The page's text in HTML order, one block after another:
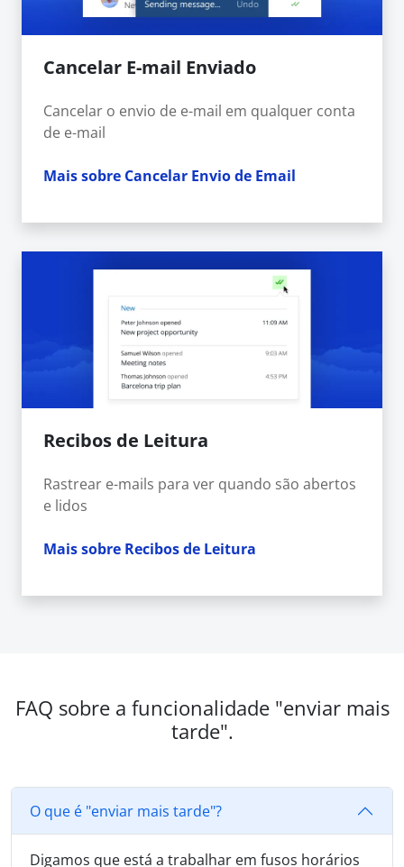
Cancelar E-mail Enviado
Cancelar o envio de e-mail em qualquer conta
de e-mail
Mais sobre Cancelar Envio de Email
Recibos de Leitura
Rastrear e-mails para ver quando são abertos
e lidos
Mais sobre Recibos de Leitura
FAQ sobre a funcionalidade "enviar mais
tarde".
O que é "enviar mais tarde"?
Digamos que está a trabalhar em fusos horários